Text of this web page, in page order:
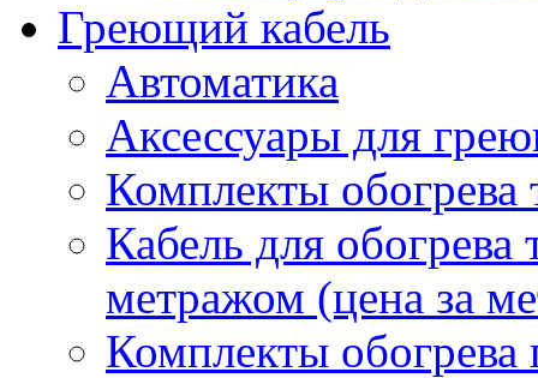
Греющий кабель
Автоматика
Аксессуары для
Комплекты обогрева
Кабель для обогрева
метражом (цена за
Комплекты обогрева